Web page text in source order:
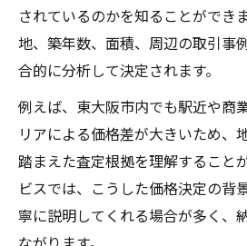
されているのかを知ることができ
地、築年数、面積、周辺の取引事
合的に分析して決定されます。
例えば、東大阪市内でも駅近や商
リアによる価格差が大きいため、
踏まえた査定根拠を理解すること
ビスでは、こうした価格決定の背
寧に説明してくれる場合が多く、